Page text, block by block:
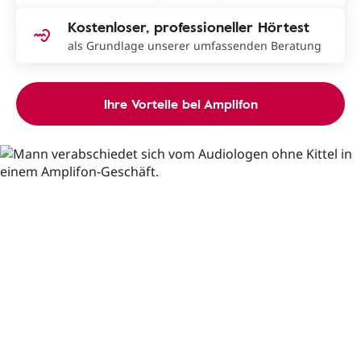
Kostenloser, professioneller Hörtest
als Grundlage unserer umfassenden Beratung
Ihre Vorteile bei Amplifon